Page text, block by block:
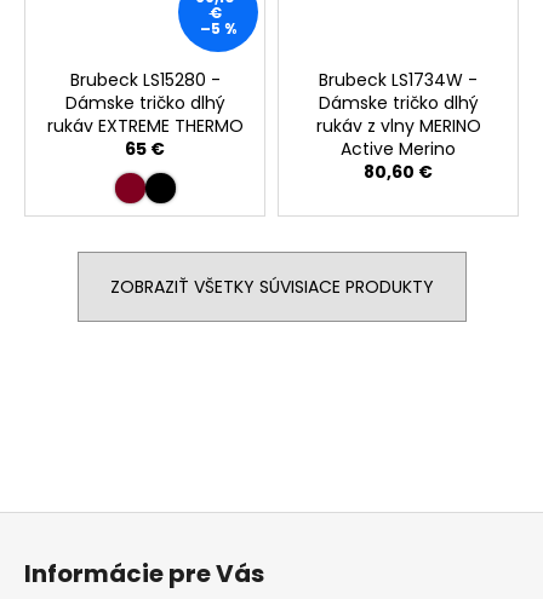
€
–5 %
Brubeck LS15280 -
Dámske tričko dlhý
rukáv EXTREME THERMO
65 €
Brubeck LS1734W -
Dámske tričko dlhý
rukáv z vlny MERINO
Active Merino
80,60 €
ZOBRAZIŤ VŠETKY SÚVISIACE PRODUKTY
Z
Informácie pre Vás